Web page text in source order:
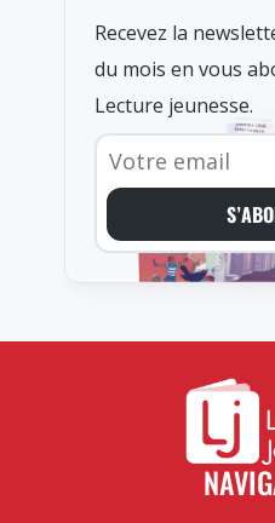
Recevez la
du mois en vous
Lecture jeunesse.